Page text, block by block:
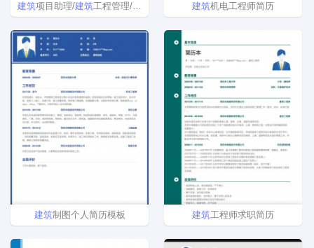
建筑项目助理/建筑工程管理/项目经理简历模板 建筑机电工程师简历
建筑制图个人简历模板 建筑工程师求职简历